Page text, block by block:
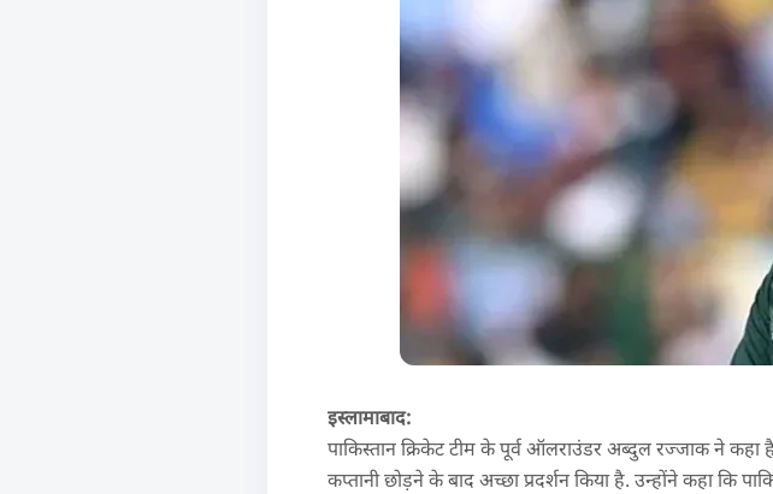
इस्लामाबाद:
पाकिस्तान क्रिकेट टीम के पूर्व ऑलराउंडर अब्दुल रज्जाक ने कहा
कप्तानी छोड़ने के बाद अच्छा प्रदर्शन किया है. उन्होंने कहा कि